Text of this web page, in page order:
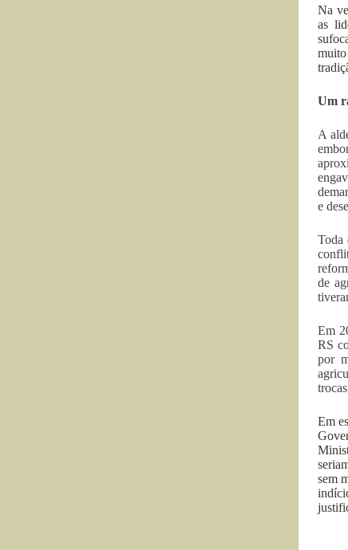
Na
as
muito
Um
A
e
Toda
de
Em
RS
por
Em
sem